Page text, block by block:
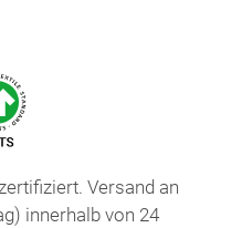
Versand an
innerhalb von 24